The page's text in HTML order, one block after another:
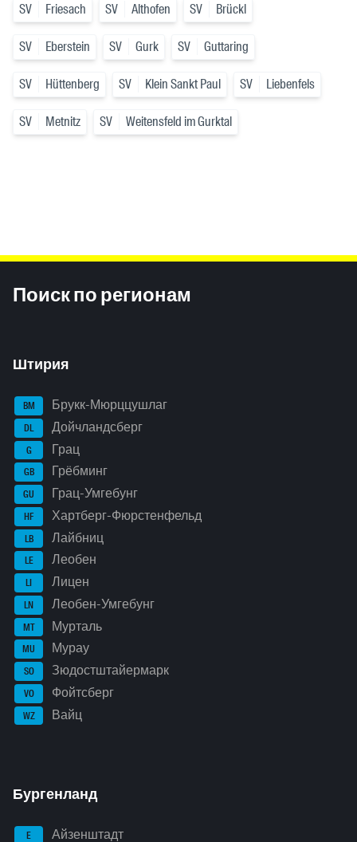
SV Friesach SV Althofen SV Brückl
SV Eberstein SV Gurk SV Guttaring
SV Hüttenberg SV Klein Sankt Paul SV Liebenfels
SV Metnitz SV Weitensfeld im Gurktal
Поиск по регионам
Штирия
BM Брукк-Мюрццушлаг
DL Дойчландсберг
G Грац
GB Грёбминг
GU Грац-Умгебунг
HF Хартберг-Фюрстенфельд
LB Лайбниц
LE Леобен
LI Лицен
LN Леобен-Умгебунг
MT Мурталь
MU Мурау
SO Зюдостштайермарк
VO Фойтсберг
WZ Вайц
Бургенланд
E Айзенштадт